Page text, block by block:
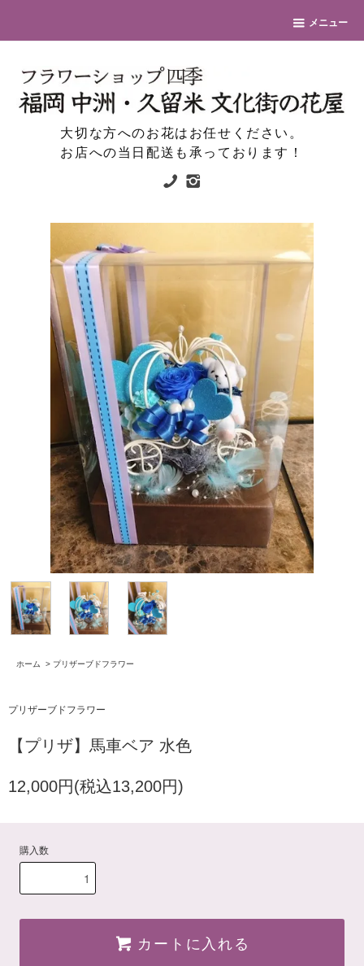
メニュー
大切な方へのお花はお任せください。
お店への当日配送も承っております！
ホーム > プリザーブドフラワー
プリザーブドフラワー
【プリザ】馬車ベア 水色
12,000円(税込13,200円)
購入数
カートに入れる